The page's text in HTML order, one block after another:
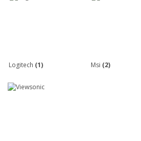
Logitech (1) Msi (2)